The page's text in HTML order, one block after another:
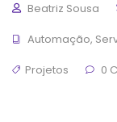
Beatriz Sousa
Automação,
Projetos
0